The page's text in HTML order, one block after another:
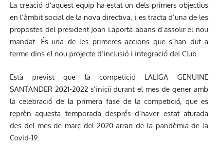
La creació d’aquest equip ha estat un dels primers objectius
en l’àmbit social de la nova directiva, i es tracta d’una de les
propostes del president Joan Laporta abans d’assolir el nou
mandat. És una de les primeres accions que s’han dut a
terme dins el nou projecte d’inclusió i integració del Club.
Està previst que la competició LALIGA GENUINE
SANTANDER 2021-2022 s’iniciï durant el mes de gener amb
la celebració de la primera fase de la competició, que es
reprèn aquesta temporada després d’haver estat aturada
des del mes de març del 2020 arran de la pandèmia de la
Covid-19.